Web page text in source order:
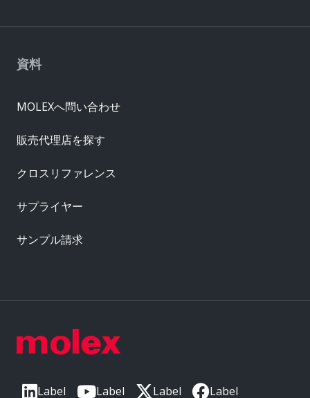
Label Label Label Label
資料
MOLEXへ問い合わせ
販売代理店を探す
クロスリファレンス
サプライヤー
サンプル請求